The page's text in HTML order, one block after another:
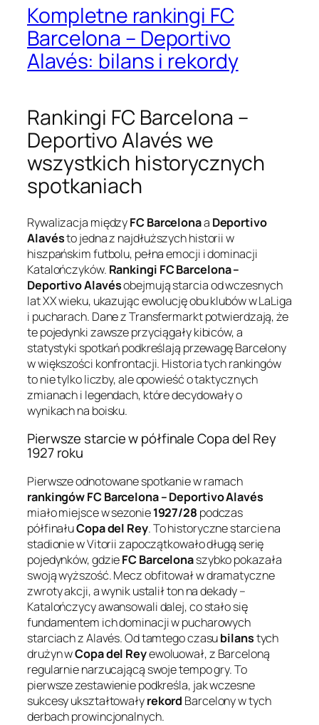
Kompletne rankingi FC
Barcelona – Deportivo
Alavés: bilans i rekordy
Rankingi FC Barcelona –
Deportivo Alavés we
wszystkich historycznych
spotkaniach
Rywalizacja międzyFC Barcelonaa Deportivo
Alavésto jedna z najdłuższych historii w
hiszpańskim futbolu, pełna emocji i dominacji
Katalończyków. Rankingi FC Barcelona –
Deportivo Alavésobejmują starcia od wczesnych
lat XX wieku, ukazując ewolucję obu klubów w LaLiga
i pucharach. Dane z Transfermarkt potwierdzają, że
te pojedynki zawsze przyciągały kibiców, a
statystyki spotkań podkreślają przewagę Barcelony
w większości konfrontacji. Historia tych rankingów
to nie tylko liczby, ale opowieść o taktycznych
zmianach i legendach, które decydowały o
wynikach na boisku.
Pierwsze starcie w półfinale Copa del Rey
1927 roku
Pierwsze odnotowane spotkanie w ramach
rankingów FC Barcelona – Deportivo Alavés
miało miejsce w sezonie1927/28 podczas
półfinałuCopa del Rey. To historyczne starcie na
stadionie w Vitorii zapoczątkowało długą serię
pojedynków, gdzieFC Barcelonaszybko pokazała
swoją wyższość. Mecz obfitował w dramatyczne
zwroty akcji, a wynik ustalił ton na dekady –
Katalończycy awansowali dalej, co stało się
fundamentem ich dominacji w pucharowych
starciach z Alavés. Od tamtego czasubilanstych
drużyn wCopa del Reyewoluował, z Barceloną
regularnie narzucającą swoje tempo gry. To
pierwsze zestawienie podkreśla, jak wczesne
sukcesy ukształtowałyrekord Barcelony w tych
derbach prowincjonalnych.